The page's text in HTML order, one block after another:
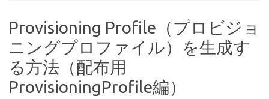
Provisioning Profile（プロビジョ
ニングプロファイル）を生成す
る方法（配布用
ProvisioningProfile編）